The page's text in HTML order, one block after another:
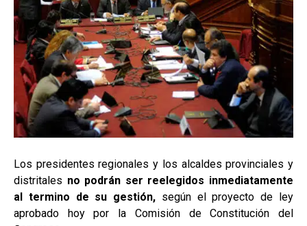
Los presidentes regionales y los alcaldes provinciales y
distritales no podrán ser reelegidos inmediatamente
al termino de su gestión, según el proyecto de ley
aprobado hoy por la Comisión de Constitución del